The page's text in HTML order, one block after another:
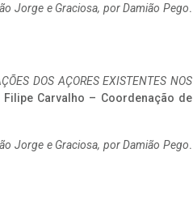
Jorge e Graciosa, por Damião Pego.
DOS AÇORES EXISTENTES NOS
Carvalho – Coordenação de
Jorge e Graciosa, por Damião Pego.